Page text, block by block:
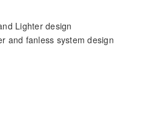
Lighter design
and fanless system design